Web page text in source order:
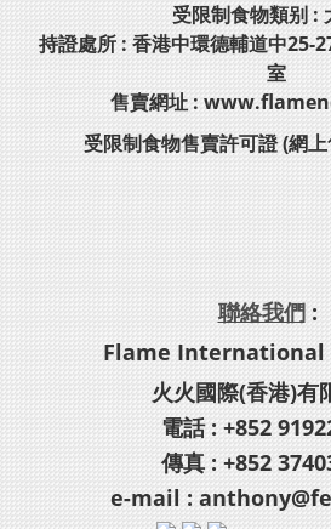
受限制食物類别 :
持證處所 : 香港中環德輔道中25-
室
售賣網址 :
受限制食物售賣許可證 (網
聯絡我們:
Flame International
火火國際(香港)有
電話 : +852
傳真 : +852
e-mail :